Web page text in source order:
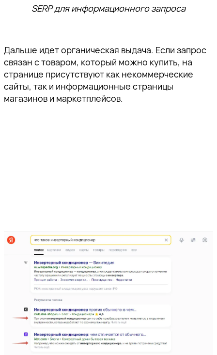
SERP для информационного запроса
Дальше идет органическая выдача. Если запрос
связан с товаром, который можно купить, на
странице присутствуют как некоммерческие
сайты, так и информационные страницы
магазинов и маркетплейсов.